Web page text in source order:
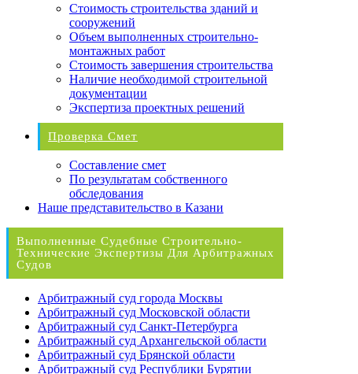
Стоимость строительства зданий и
сооружений
Объем выполненных строительно-
монтажных работ
Стоимость завершения строительства
Наличие необходимой строительной
документации
Экспертиза проектных решений
Проверка Смет
Составление смет
По результатам собственного
обследования
Наше представительство в Казани
Выполненные Судебные Строительно-
Технические Экспертизы Для Арбитражных
Судов
Арбитражный суд города Москвы
Арбитражный суд Московской области
Арбитражный суд Санкт-Петербурга
Арбитражный суд Архангельской области
Арбитражный суд Брянской области
Арбитражный суд Республики Бурятии